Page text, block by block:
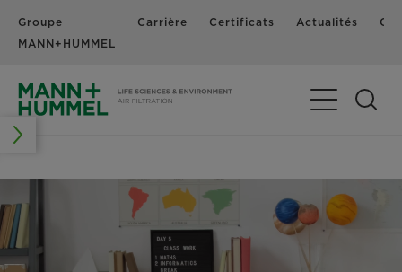
Groupe
MANN+HUMMEL
Carrière Certificats Actualités
Basculer la